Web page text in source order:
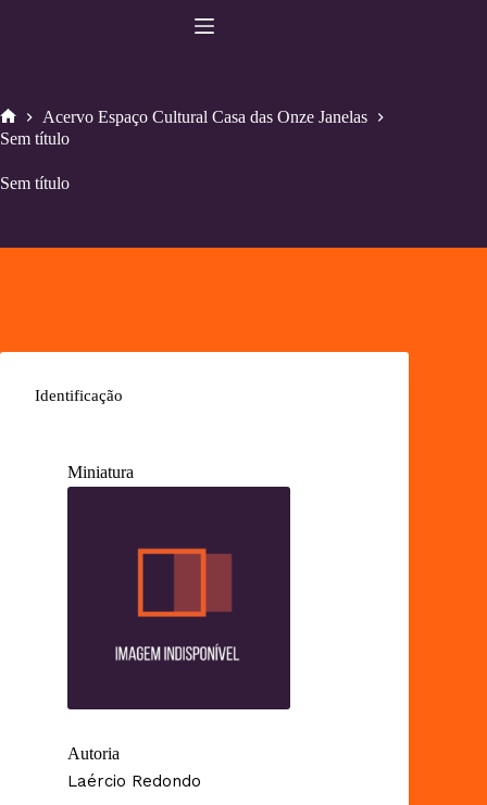
Home
Acervo Espaço Cultural Casa das Onze Janelas
Sem título
Sem título
Identificação
Miniatura
Autoria
Laércio Redondo